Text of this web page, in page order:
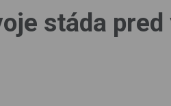
stáda